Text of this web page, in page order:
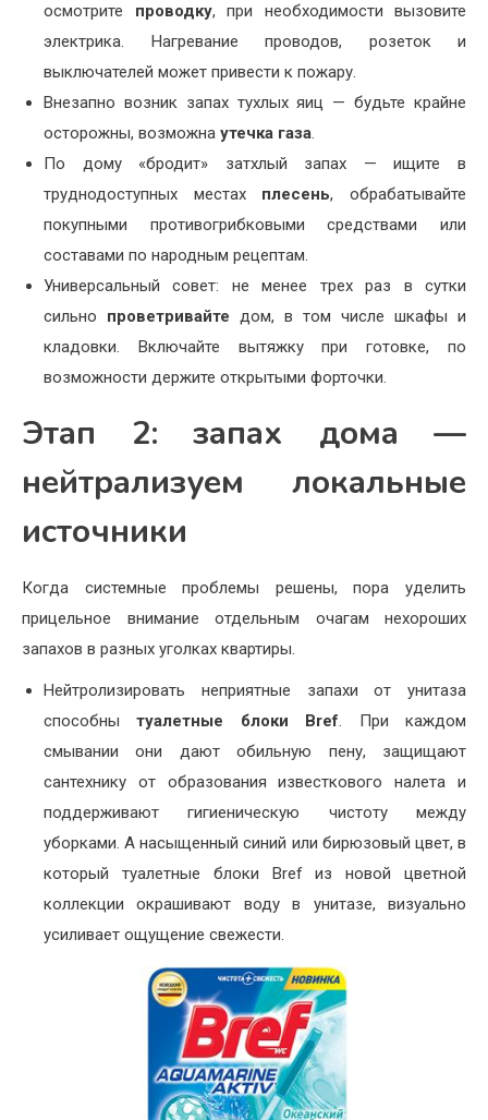
осмотрите проводку, при необходимости вызовите
электрика. Нагревание проводов, розеток и
выключателей может привести к пожару.
Внезапно возник запах тухлых яиц — будьте крайне
осторожны, возможна утечка газа.
По дому «бродит» затхлый запах — ищите в
труднодоступных местах плесень, обрабатывайте
покупными противогрибковыми средствами или
составами по народным рецептам.
Универсальный совет: не менее трех раз в сутки
сильно проветривайте дом, в том числе шкафы и
кладовки. Включайте вытяжку при готовке, по
возможности держите открытыми форточки.
Этап 2: запах дома —
нейтрализуем локальные
источники
Когда системные проблемы решены, пора уделить
прицельное внимание отдельным очагам нехороших
запахов в разных уголках квартиры.
Нейтролизировать неприятные запахи от унитаза
способнытуалетные блоки Bref. При каждом
смывании они дают обильную пену, защищают
сантехнику от образования известкового налета и
поддерживают гигиеническую чистоту между
уборками. А насыщенный синий или бирюзовый цвет, в
который туалетные блоки Bref из новой цветной
коллекции окрашивают воду в унитазе, визуально
усиливает ощущение свежести.